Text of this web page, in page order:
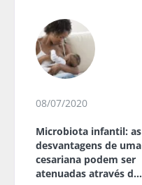
08/07/2020
Microbiota infantil: as
desvantagens de uma
cesariana podem ser
atenuadas através da